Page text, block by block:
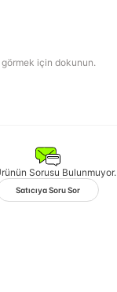
için dokunun.
Sorusu Bulunmuyor.
Satıcıya Soru Sor